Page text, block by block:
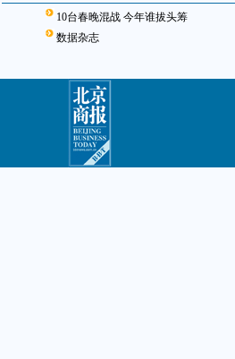
10台春晚混战 今年谁拔头筹
数据杂志